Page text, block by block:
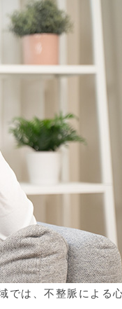
では、不整脈による